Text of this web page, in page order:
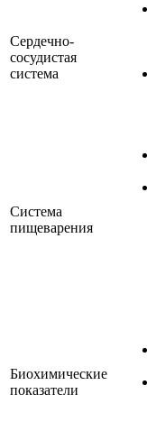
Сердечно-
сосудистая
система
Система
пищеварения
Биохимические
показатели